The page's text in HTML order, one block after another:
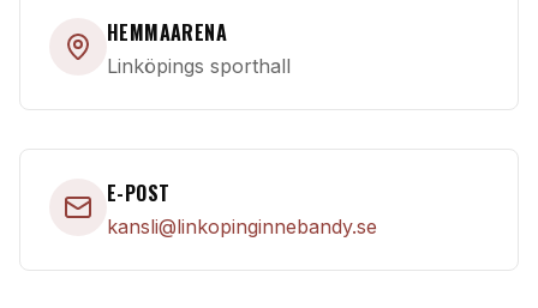
HEMMAARENA
Linköpings sporthall
E-POST
kansli@linkopinginnebandy.se